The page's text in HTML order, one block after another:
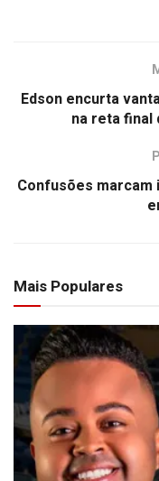
Edson encurta
na reta final
Confusões marcam
Mais Populares